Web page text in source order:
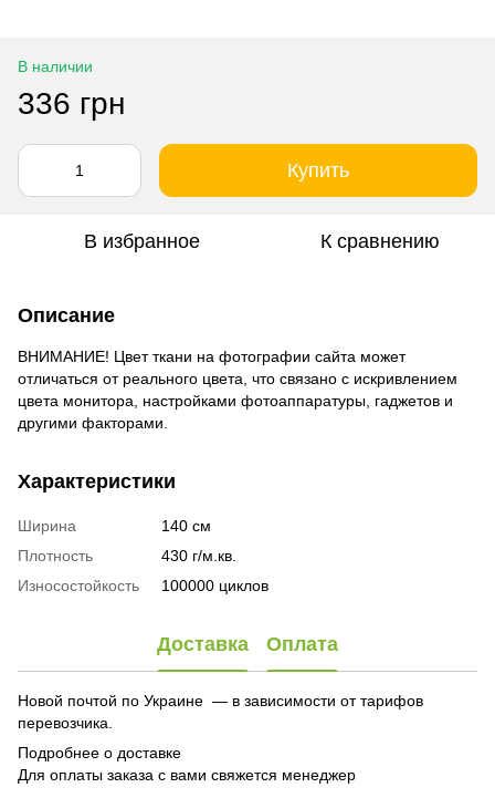
В наличии
336 грн
Купить
В избранное К сравнению
Описание
ВНИМАНИЕ! Цвет ткани на фотографии сайта может
отличаться от реального цвета, что связано с искривлением
цвета монитора, настройками фотоаппаратуры, гаджетов и
другими факторами.
Характеристики
Ширина
140 см
Плотность
430 г/м.кв.
Износостойкость
100000 циклов
Доставка Оплата
Новой почтой по Украине — в зависимости от тарифов
перевозчика.
Подробнее о доставке
Для оплаты заказа с вами свяжется менеджер